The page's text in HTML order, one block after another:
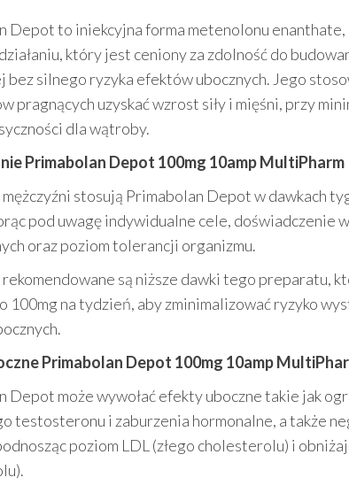
Depot to iniekcyjna forma metenolonu
który jest ceniony za zdolność do
bez silnego ryzyka efektów ubocznych. Jego
pragnących uzyskać wzrost siły i mięśni, przy
dla wątroby.
Primabolan Depot 100mg 10amp MultiPharm
stosują Primabolan Depot w dawkach
pod uwagę indywidualne cele, doświadczenie
oraz poziom tolerancji organizmu.
są niższe dawki tego preparatu,
100mg na tydzień, aby zminimalizować ryzyko
Primabolan Depot 100mg 10amp
Depot może wywołać efekty uboczne takie jak
testosteronu i zaburzenia hormonalne, a także
poziom LDL (złego cholesterolu) i